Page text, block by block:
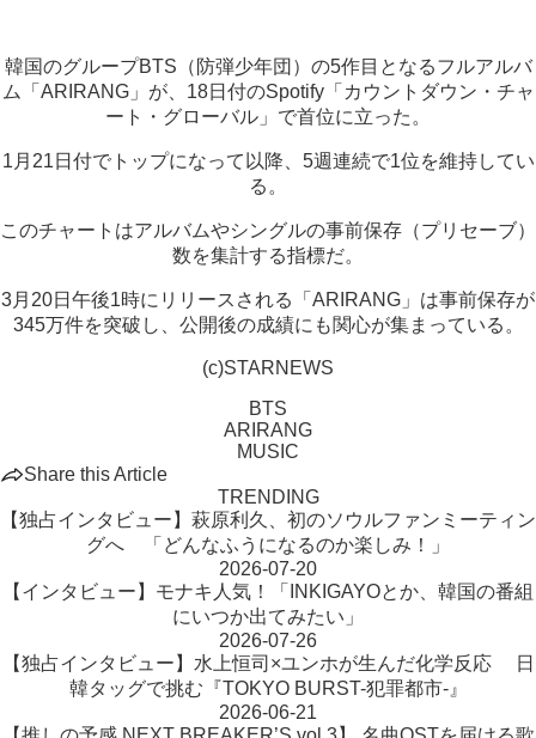
韓国のグループBTS（防弾少年団）の5作目となるフルアルバ
ム「ARIRANG」が、18日付のSpotify「カウントダウン・チャ
ート・グローバル」で首位に立った。
1月21日付でトップになって以降、5週連続で1位を維持してい
る。
このチャートはアルバムやシングルの事前保存（プリセーブ）
数を集計する指標だ。
3月20日午後1時にリリースされる「ARIRANG」は事前保存が
345万件を突破し、公開後の成績にも関心が集まっている。
(c)STARNEWS
BTS
ARIRANG
MUSIC
Share this Article
TRENDING
【独占インタビュー】萩原利久、初のソウルファンミーティン
グへ 「どんなふうになるのか楽しみ！」
2026-07-20
【インタビュー】モナキ人気！「INKIGAYOとか、韓国の番組
にいつか出てみたい」
2026-07-26
【独占インタビュー】水上恒司×ユンホが生んだ化学反応 日
韓タッグで挑む『TOKYO BURST-犯罪都市-』
2026-06-21